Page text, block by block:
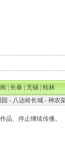
|长春|无锡|桂林
园 - 八达岭长城- 神农
品、停止继续传播。